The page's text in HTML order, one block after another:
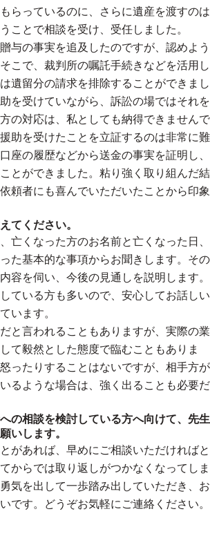
らっているのに、さらに遺産を渡すのは
ことで相談を受け、受任しました。
与の事実を追及したのですが、認めよう
こで、裁判所の嘱託手続きなどを活用し
遺留分の請求を排除することができまし
を受けていながら、訴訟の場ではそれを
の対応は、私としても納得できませんで
助を受けたことを立証するのは非常に難
座の履歴などから送金の事実を証明し、
とができました。粘り強く取り組んだ結
頼者にも喜んでいただいたことから印象
てください。
亡くなった方のお名前と亡くなった日、
た基本的な事項からお聞きします。その
容を伺い、今後の見通しを説明します。
ている方も多いので、安心してお話しい
います。
と言われることもありますが、実際の業
て毅然とした態度で臨むこともありま
ったりすることはないですが、相手方が
るような場合は、強く出ることも必要だ
の相談を検討している方へ向けて、先生
いします。
があれば、早めにご相談いただければと
からでは取り返しがつかなくなってしま
気を出して一歩踏み出していただき、お
です。どうぞお気軽にご連絡ください。